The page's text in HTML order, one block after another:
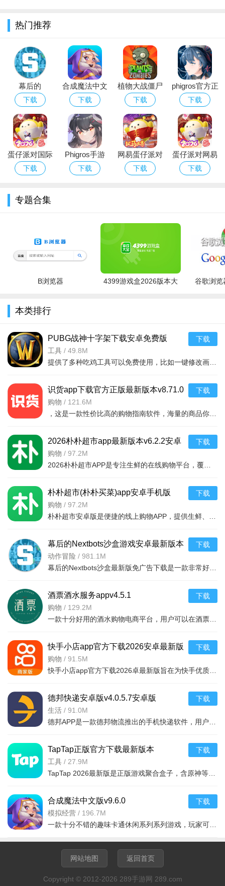
在比赛中获得胜利。
每个人都有属于自己的招牌技。
3. 玩家可以修改每个角色的技能点来获得合适的技能配置，
从而提高团队竞技的胜率。
游戏功能：
1. 游戏中有精致、逼真的场景和用于展示比赛进程的波形曲
线，让玩家全身心沉浸在比赛氛围中。
2. 游戏采用了AI技术，能够自动根据对手表现做出决策，从
而满足玩家的每一个挑战。
朋友们一起组队对战，增加游戏乐趣。
热门推荐
幕后的
Nextbots沙盒
游戏安卓最新
版本
下载
合成魔法中文
版
下载
植物大战僵尸
经典版下载安
装免费
下载
phigros官方正
版下载2026最
新版安卓版
下载
蛋仔派对国际
服Eggy Party
版
下载
Phigros手游
官方下载最新
下载
网易蛋仔派对
游戏免费版下
下载
蛋仔派对网易
版下载安卓正
下载
专题合集
B浏览器
4399游戏盒2026版本大
谷歌浏览
本类排行
PUBG战神十字架下载安卓免费版
v7.68.0安卓免费版
工具 / 49.8M
下载
识货app下载官方正版最新版本v8.71.0
安卓版
购物 / 121.6M
下载
2026朴朴超市app最新版本v6.2.2安卓
最新版
购物 / 97.2M
下载
朴朴超市(朴朴买菜)app安卓手机版
v6.2.2安卓版
购物 / 97.2M
下载
幕后的Nextbots沙盒游戏安卓最新版本
v11.2.2 中文版
动作冒险 / 981.1M
下载
酒票酒水服务appv4.5.1
购物 / 129.2M
下载
快手小店app官方下载2026安卓最新版
v7.2.40.481安卓最新版
购物 / 91.5M
下载
德邦快递安卓版v4.0.5.7安卓版
生活 / 91.0M
下载
TapTap正版官方下载最新版本
2026v2.94.0-mkt#100300手机版
工具 / 27.9M
下载
合成魔法中文版v9.6.0
模拟经营 / 196.7M
下载
网站地图 返回首页
Copyright © 2012-2026 289手游网 289.com